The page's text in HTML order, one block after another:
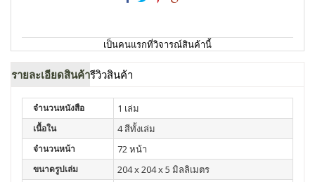
เป็นคนแรกที่วิจารณ์สินค้านี้
รายละเอียดสินค้ารีวิวสินค้า
จำนวนหนังสือ 1 เล่ม
เนื้อใน 4 สีทั้งเล่ม
จำนวนหน้า 72 หน้า
ขนาดรูปเล่ม 204 x 204 x 5 มิลลิเมตร